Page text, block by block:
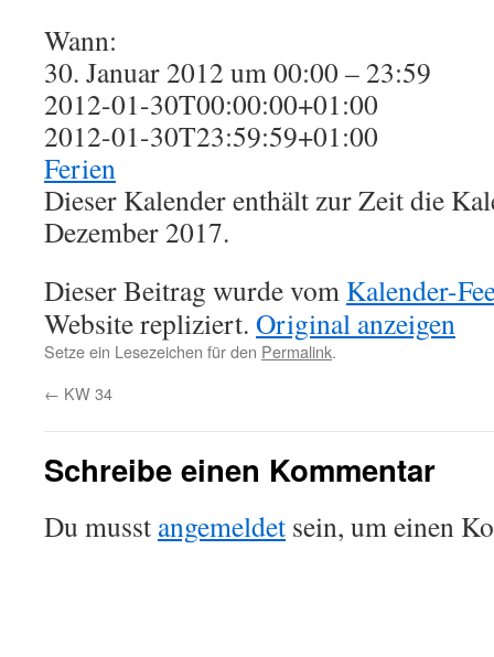
Wann:
30. Januar 2012 um 00:00 – 23:59
2012-01-30T00:00:00+01:00
2012-01-30T23:59:59+01:00
Ferien
Dieser Kalender enthält zur Zeit die
Dezember 2017.
Dieser Beitrag wurde vom Kalender-
Website repliziert. Original anzeigen
Setze ein Lesezeichen für den Permalink.
← KW 34
Schreibe einen Kommentar
Du musst angemeldet sein, um einen